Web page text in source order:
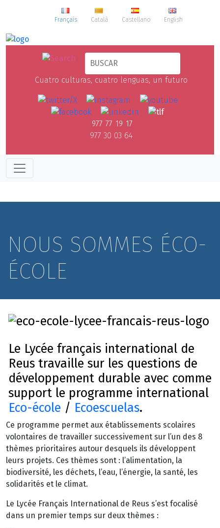
Français Català Castellano English
Cuatro culturas, cuatro lenguas, un futuro
977 77 19 17
977 30 03 64
NOUS SOMMES ÉCO-
ÉCOLE
Le Lycée français international de
Reus travaille sur les questions de
développement durable avec comme
support le programme international
Eco-école / Ecoescuelas.
Ce programme permet aux établissements scolaires
volontaires de travailler successivement sur l’un des 8
thèmes prioritaires autour desquels ils développent
leurs projets. Ces thèmes sont : l’alimentation, la
biodiversité, les déchets, l’eau, l’énergie, la santé, les
solidarités et le climat.
Le Lycée Français International de Reus s’est focalisé
dans un premier temps sur deux thèmes :